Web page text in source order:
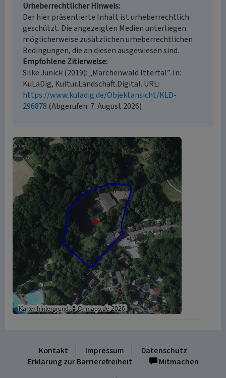
Urheberrechtlicher Hinweis
Der hier präsentierte Inhalt ist urheberrechtlich
geschützt. Die angezeigten Medien unterliegen
möglicherweise zusätzlichen urheberrechtlichen
Bedingungen, die an diesen ausgewiesen sind.
Empfohlene Zitierweise
Silke Junick (2019): „Märchenwald Ittertal”. In:
KuLaDig, Kultur.Landschaft.Digital. URL:
https://www.kuladig.de/Objektansicht/KLD-
296878 (Abgerufen: 7. August 2026)
Kontakt Impressum
Datenschutz
Erklärung zur Barrierefreiheit
Mitmachen